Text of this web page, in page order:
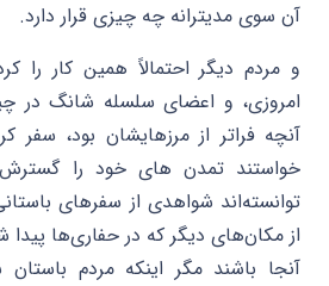
آن سوی مدیترانه چه چیزی قرار دارد.
و مردم دیگر احتمالاً همین کار را
امروزی، و اعضای سلسله شانگ در
آنچه فراتر از مرزهایشان بود، سفر
خواستند تمدن های خود را گسترش
توانسته‌اند شواهدی از سفرهای
از مکان‌های دیگر که در حفاری‌ها پیدا
آنجا باشند مگر اینکه مردم